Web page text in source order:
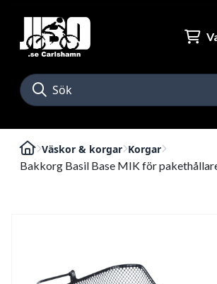
Väskor & korgar Korgar
Bakkorg Basil Base MIK för